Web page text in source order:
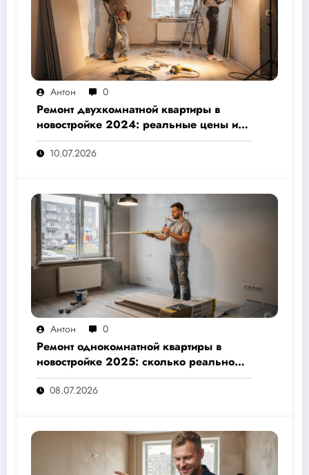
Антон 0
Ремонт двухкомнатной квартиры в
новостройке 2024: реальные цены и
скрытые расходы, которые вам не
назовут подрядчики
10.07.2026
Антон 0
Ремонт однокомнатной квартиры в
новостройке 2025: сколько реально
стоит и как не переплатить — полный
расчёт от 500 000 рублей
08.07.2026